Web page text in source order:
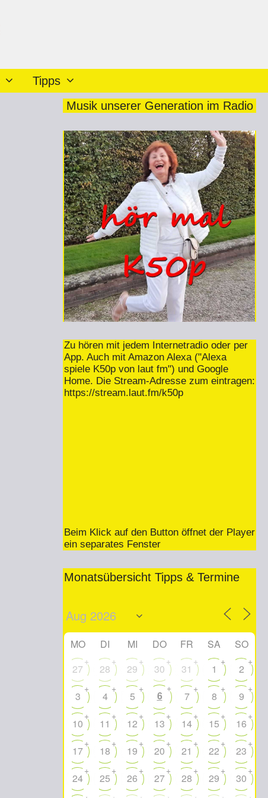
Tipps
Musik unserer Generation im Radio
Zu hören mit jedem Internetradio oder per
App. Auch mit Amazon Alexa ("Alexa
spiele K50p von laut fm") und Google
Home. Die Stream-Adresse zum eintragen:
https://stream.laut.fm/k50p
Beim Klick auf den Button öffnet der Player
ein separates Fenster
Monatsübersicht Tipps & Termine
MO DI MI DO FR SA
SO
27
+
28
+
29
+
30
+
31
+
1
+
2
+
3
+
4
+
5
+
6
+
7
+
8
+
9
+
10
+
11
+
12
+
13
+
14
+
15
+
16
+
17
+
18
+
19
+
20
+
21
+
22
+
23
+
24
+
25
+
26
+
27
+
28
+
29
+
30
+